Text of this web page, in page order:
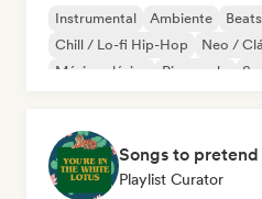
Instrumental Ambiente
Chill / Lo-fi Hip-Hop
Neo /
Música clásica
Piano solo
Playlist Curator